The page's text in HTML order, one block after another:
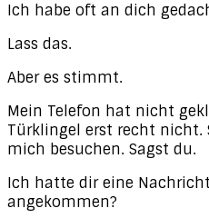
Ich habe oft an dich
Lass das.
Aber es stimmt.
Mein Telefon hat nicht
Türklingel erst recht nicht.
mich besuchen. Sagst du.
Ich hatte dir eine
angekommen?